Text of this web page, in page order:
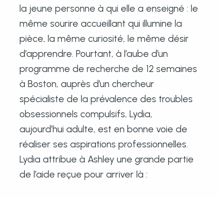
la jeune personne à qui elle a enseigné : le
même sourire accueillant qui illumine la
pièce, la même curiosité, le même désir
d’apprendre. Pourtant, à l’aube d’un
programme de recherche de 12 semaines
à Boston, auprès d’un chercheur
spécialiste de la prévalence des troubles
obsessionnels compulsifs, Lydia,
aujourd’hui adulte, est en bonne voie de
réaliser ses aspirations professionnelles.
Lydia attribue à Ashley une grande partie
de l’aide reçue pour arriver là :